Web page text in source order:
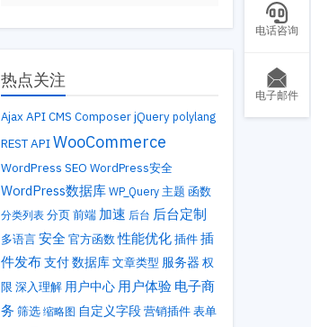
热点关注
Ajax API CMS Composer jQuery polylang
REST APIWooCommerce
WordPress SEO WordPress安全
WordPress数据库 WP_Query 主题 函数
分类列表 分页 前端 加速 后台 后台定制
多语言 安全 官方函数性能优化 插件 插
件发布支付数据库 文章类型 服务器 权
限 深入理解 用户中心 用户体验 电子商
务 筛选 缩略图 自定义字段 营销插件 表单
电话咨询
电子邮件